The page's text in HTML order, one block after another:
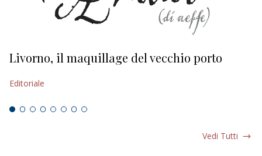
Livorno, il maquillage del vecchio porto
Editoriale
Vedi Tutti